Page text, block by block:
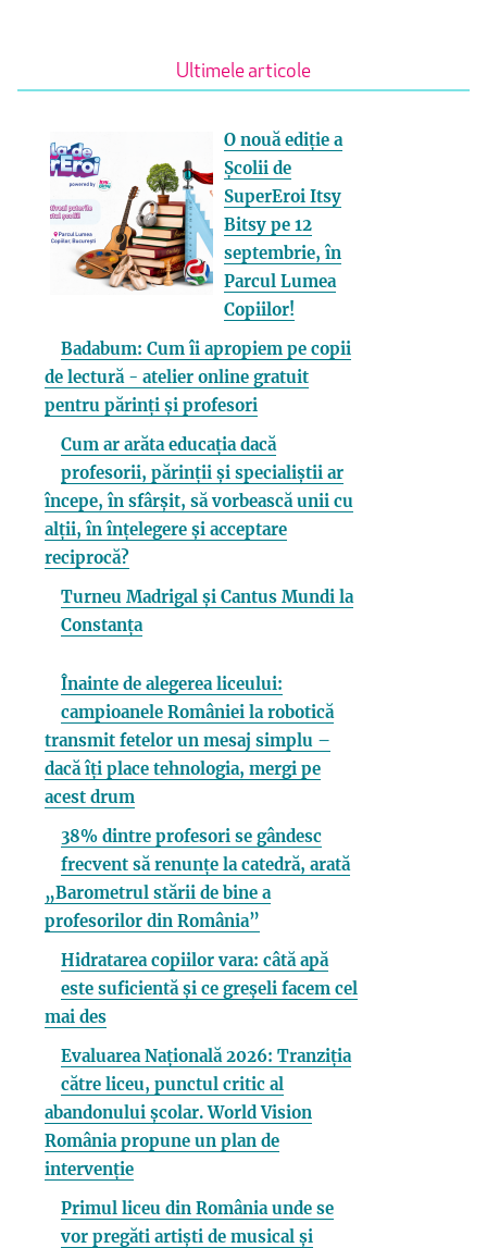
Ultimele articole
O nouă ediție a
Școlii de
SuperEroi Itsy
Bitsy pe 12
septembrie, în
Parcul Lumea
Copiilor!
Badabum: Cum îi apropiem pe copii
de lectură - atelier online gratuit
pentru părinți și profesori
Cum ar arăta educația dacă
profesorii, părinții și specialiștii ar
începe, în sfârșit, să vorbească unii cu
alții, în înțelegere și acceptare
reciprocă?
Turneu Madrigal și Cantus Mundi la
Constanța
Înainte de alegerea liceului:
campioanele României la robotică
transmit fetelor un mesaj simplu –
dacă îți place tehnologia, mergi pe
acest drum
38% dintre profesori se gândesc
frecvent să renunțe la catedră, arată
„Barometrul stării de bine a
profesorilor din România”
Hidratarea copiilor vara: câtă apă
este suficientă și ce greșeli facem cel
mai des
Evaluarea Națională 2026: Tranziția
către liceu, punctul critic al
abandonului școlar. World Vision
România propune un plan de
intervenție
Primul liceu din România unde se
vor pregăti artiști de musical și